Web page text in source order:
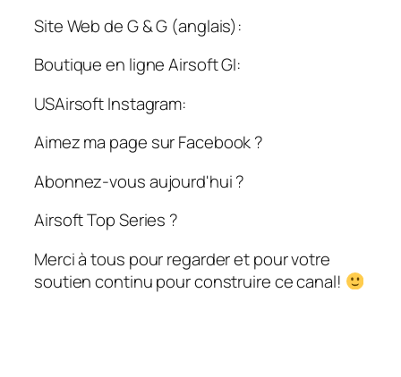
Site Web de G & G (anglais):
Boutique en ligne Airsoft GI:
USAirsoft Instagram:
Aimez ma page sur Facebook ?
Abonnez-vous aujourd'hui ?
Airsoft Top Series ?
Merci à tous pour regarder et pour votre
soutien continu pour construire ce canal!